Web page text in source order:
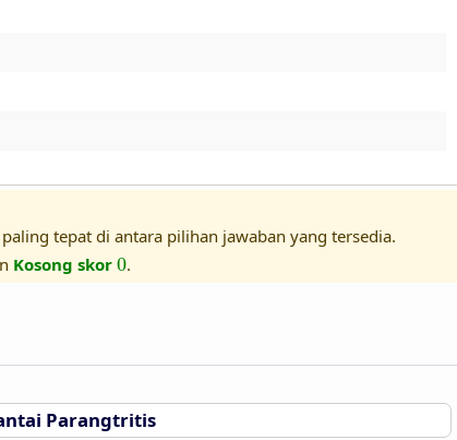
tepat di antara pilihan jawaban yang tersedia.
Kosong skor 0
0.
Parangtritis